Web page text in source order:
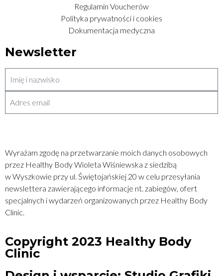
Regulamin Voucherów
Polityka prywatności i cookies
Dokumentacja medyczna
Newsletter
Wyrażam zgodę na przetwarzanie moich danych osobowych
przez Healthy Body Wioleta Wiśniewska z siedzibą
w Wyszkowie przy ul. Świętojańskiej 20 w celu przesyłania
newslettera zawierającego informacje nt. zabiegów, ofert
specjalnych i wydarzeń organizowanych przez Healthy Body
Clinic.
Copyright 2023 Healthy Body
Clinic